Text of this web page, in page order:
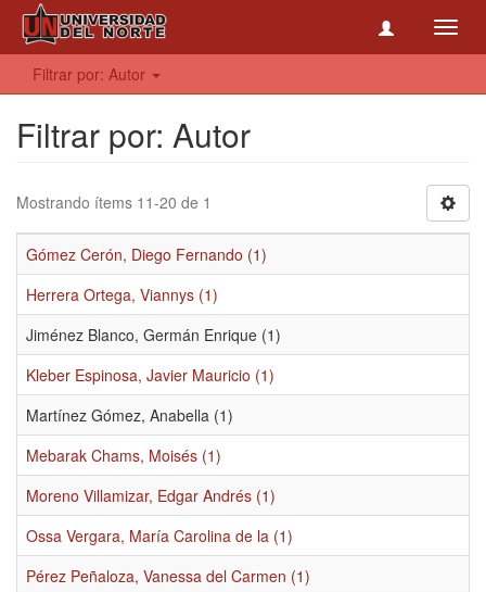
Filtrar por: Autor
Filtrar por: Autor
Mostrando ítems 11-20 de 1
Gómez Cerón, Diego Fernando (1)
Herrera Ortega, Viannys (1)
Jiménez Blanco, Germán Enrique (1)
Kleber Espinosa, Javier Mauricio (1)
Martínez Gómez, Anabella (1)
Mebarak Chams, Moisés (1)
Moreno Villamizar, Edgar Andrés (1)
Ossa Vergara, María Carolina de la (1)
Pérez Peñaloza, Vanessa del Carmen (1)